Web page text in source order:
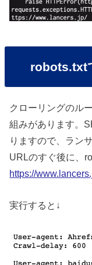
robots.txt
クローリングのル
組みがあります。
りますので、ラン
URLのすぐ後に、
https://
実行すると↓